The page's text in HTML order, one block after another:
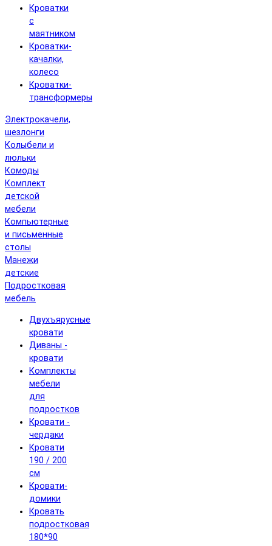
Кроватки
с
маятником
Кроватки-
качалки,
колесо
Кроватки-
трансформеры
Электрокачели,
шезлонги
Колыбели и
люльки
Комоды
Комплект
детской
мебели
Компьютерные
и письменные
столы
Манежи
детские
Подростковая
мебель
Двухъярусные
кровати
Диваны -
кровати
Комплекты
мебели
для
подростков
Кровати -
чердаки
Кровати
190 / 200
см
Кровати-
домики
Кровать
подростковая
180*90